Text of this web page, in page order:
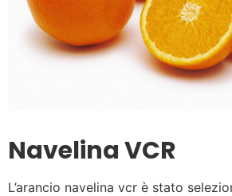
Navelina VCR
L’arancio navelina vcr è stato